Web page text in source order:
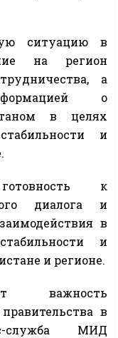
ситуацию в
на регион
а
о
в целях
и
к
диалога и
в
и
и регионе.
важность
в
служба МИД